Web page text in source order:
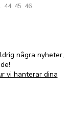
44 45 46
några nyheter,
vi hanterar dina